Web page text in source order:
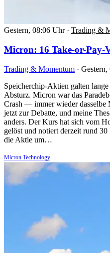
Gestern, 08:06 Uhr · Trading &
Micron: 16 Take-or-Pay-
Trading & Momentum ·
Speicherchip-Aktien galten
Absturz. Micron war das
Crash — immer wieder dasselbe
jetzt zur Debatte, und meine
anders. Der Kurs hat sich vom
gelöst und notiert derzeit rund
die Aktie um…
Micron Technology